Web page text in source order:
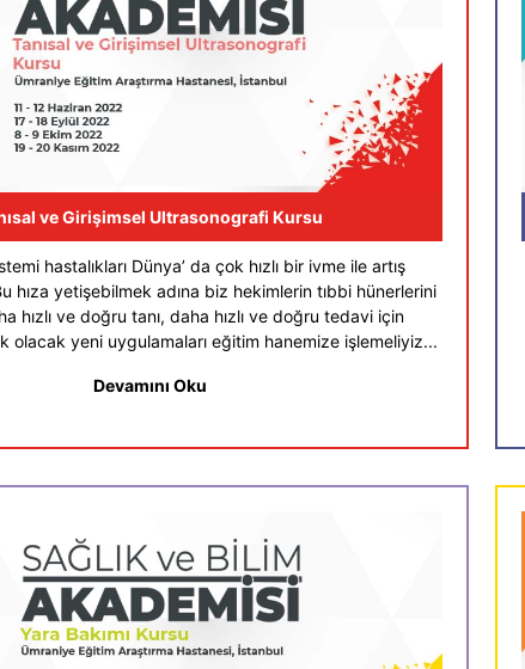
ve Girişimsel Ultrasonografi Kursu
hastalıkları Dünya’ da çok hızlı bir ivme ile artış
hıza yetişebilmek adına biz hekimlerin tıbbi hünerlerini
hızlı ve doğru tanı, daha hızlı ve doğru tedavi için
olacak yeni uygulamaları eğitim hanemize işlemeliyiz...
Devamını Oku